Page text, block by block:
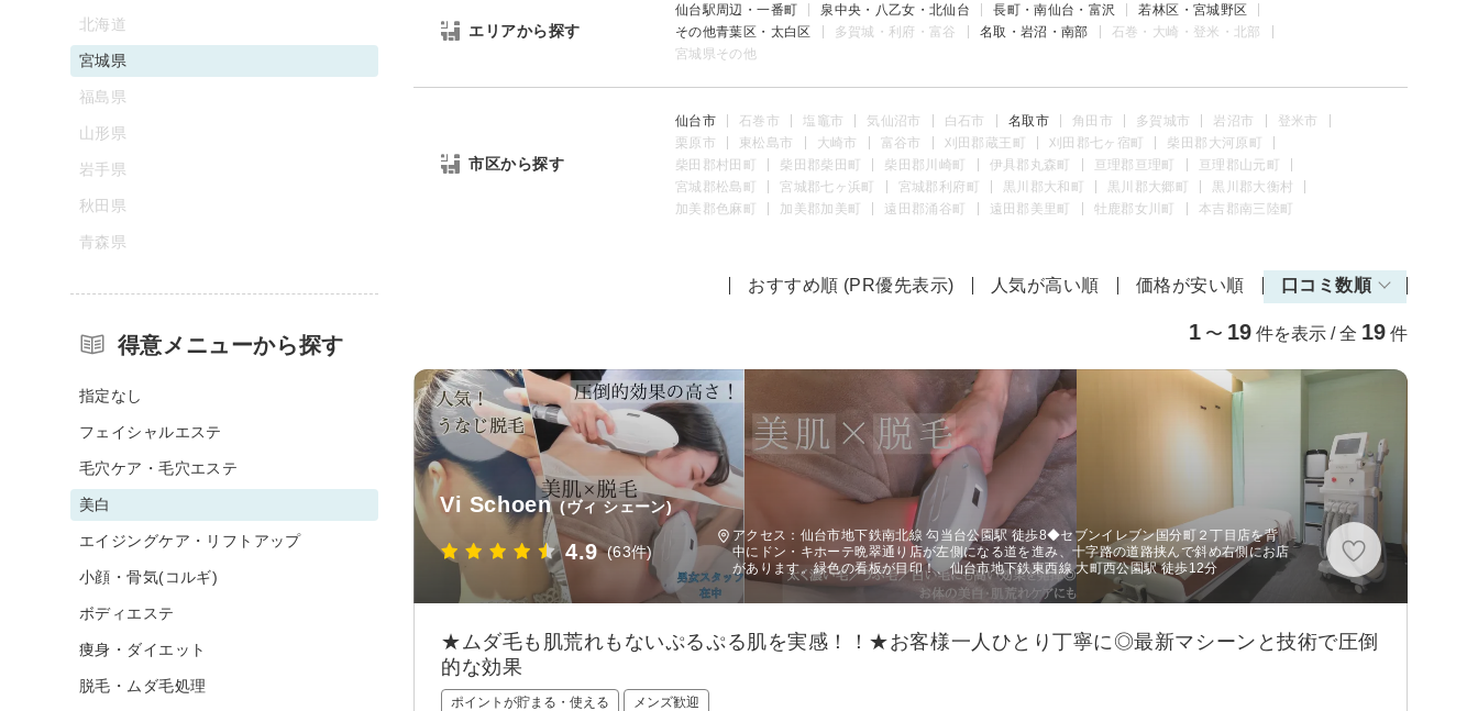
エリアから探す
仙台駅周辺・一番町 泉中央・八乙女・北仙台 長町・南仙台・富沢
若林区・宮城野区
その他青葉区・太白区
多賀城・利府・富谷 名取・岩沼・南部
石巻・大崎・登米・北部
宮城県その他
市区から探す
仙台市 石巻市 塩竈市 気仙沼市 白石市 名取市 角田市 多賀城市 岩沼市
登米市
栗原市
東松島市 大崎市 富谷市 刈田郡蔵王町 刈田郡七ヶ宿町
柴田郡大河原町
柴田郡村田町
柴田郡柴田町 柴田郡川崎町 伊具郡丸森町 亘理郡亘理町
亘理郡山元町
宮城郡松島町
宮城郡七ヶ浜町 宮城郡利府町 黒川郡大和町 黒川郡大郷町
黒川郡大衡村
加美郡色麻町
加美郡加美町 遠田郡涌谷町 遠田郡美里町 牡鹿郡女川町 本吉郡南三陸町
おすすめ順 (PR優先表示) 人気が高い順 価格が安い順 口コミ数順
1 〜 19 件を表示 / 全 19 件
Vi Schoen (ヴィ シェーン)
4.9 (63件)
アクセス：仙台市地下鉄南北線 勾当台公園駅 徒歩8◆セブンイレブン国分町２丁目店を背
中にドン・キホーテ晩翠通り店が左側になる道を進み、十字路の道路挟んで斜め右側にお店
があります。緑色の看板が目印！、仙台市地下鉄東西線 大町西公園駅 徒歩12分
★ムダ毛も肌荒れもないぷるぷる肌を実感！！★お客様一人ひとり丁寧に◎最新マシーンと技術で圧倒
的な効果
ポイントが貯まる・使える メンズ歓迎
北海道
宮城県
福島県
山形県
岩手県
秋田県
青森県
得意メニューから探す
指定なし
フェイシャルエステ
毛穴ケア・毛穴エステ
美白
エイジングケア・リフトアップ
小顔・骨気(コルギ)
ボディエステ
痩身・ダイエット
脱毛・ムダ毛処理